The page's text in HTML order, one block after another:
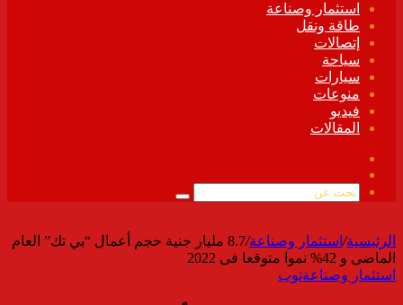
استثمار وصناعة
طاقة ونقل
إتصالات
سياحة
سيارات
منوعات
فيديو
المقالات
الموقع
بحث
الرئيسية/ استثمار وصناعة/
8.7 مليار جنية حجم أعمال “بي تك” العام
الماضى و 42% نموا متوقعا فى 2022
استثمار وصناعةتوب